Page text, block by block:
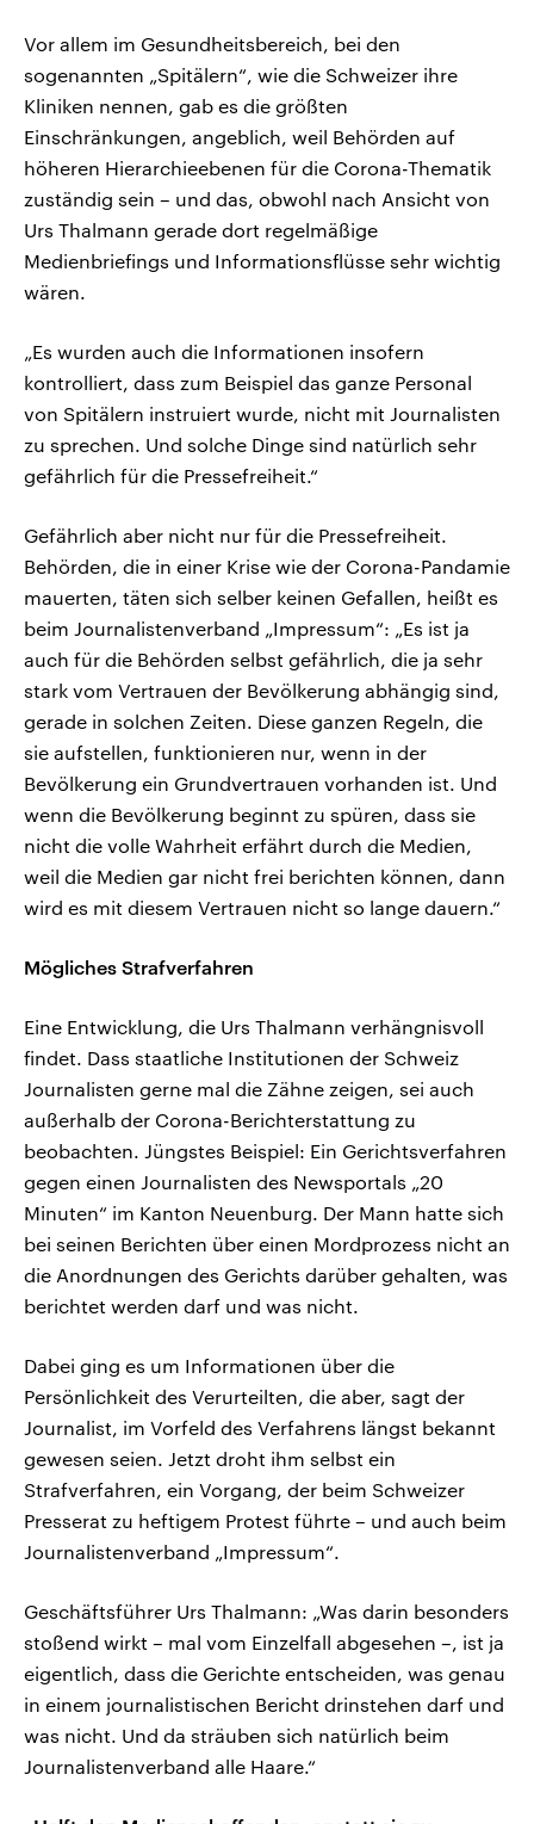
Vor allem im Gesundheitsbereich, bei den
sogenannten „Spitälern“, wie die Schweizer ihre
Kliniken nennen, gab es die größten
Einschränkungen, angeblich, weil Behörden auf
höheren Hierarchieebenen für die Corona-Thematik
zuständig sein – und das, obwohl nach Ansicht von
Urs Thalmann gerade dort regelmäßige
Medienbriefings und Informationsflüsse sehr wichtig
wären.
„Es wurden auch die Informationen insofern
kontrolliert, dass zum Beispiel das ganze Personal
von Spitälern instruiert wurde, nicht mit Journalisten
zu sprechen. Und solche Dinge sind natürlich sehr
gefährlich für die Pressefreiheit.“
Gefährlich aber nicht nur für die Pressefreiheit.
Behörden, die in einer Krise wie der Corona-Pandamie
mauerten, täten sich selber keinen Gefallen, heißt es
beim Journalistenverband „Impressum“: „Es ist ja
auch für die Behörden selbst gefährlich, die ja sehr
stark vom Vertrauen der Bevölkerung abhängig sind,
gerade in solchen Zeiten. Diese ganzen Regeln, die
sie aufstellen, funktionieren nur, wenn in der
Bevölkerung ein Grundvertrauen vorhanden ist. Und
wenn die Bevölkerung beginnt zu spüren, dass sie
nicht die volle Wahrheit erfährt durch die Medien,
weil die Medien gar nicht frei berichten können, dann
wird es mit diesem Vertrauen nicht so lange dauern.“
Mögliches Strafverfahren
Eine Entwicklung, die Urs Thalmann verhängnisvoll
findet. Dass staatliche Institutionen der Schweiz
Journalisten gerne mal die Zähne zeigen, sei auch
außerhalb der Corona-Berichterstattung zu
beobachten. Jüngstes Beispiel: Ein Gerichtsverfahren
gegen einen Journalisten des Newsportals „20
Minuten“ im Kanton Neuenburg. Der Mann hatte sich
bei seinen Berichten über einen Mordprozess nicht an
die Anordnungen des Gerichts darüber gehalten, was
berichtet werden darf und was nicht.
Dabei ging es um Informationen über die
Persönlichkeit des Verurteilten, die aber, sagt der
Journalist, im Vorfeld des Verfahrens längst bekannt
gewesen seien. Jetzt droht ihm selbst ein
Strafverfahren, ein Vorgang, der beim Schweizer
Presserat zu heftigem Protest führte – und auch beim
Journalistenverband „Impressum“.
Geschäftsführer Urs Thalmann: „Was darin besonders
stoßend wirkt – mal vom Einzelfall abgesehen –, ist ja
eigentlich, dass die Gerichte entscheiden, was genau
in einem journalistischen Bericht drinstehen darf und
was nicht. Und da sträuben sich natürlich beim
Journalistenverband alle Haare.“